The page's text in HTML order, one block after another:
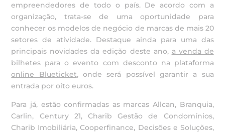
empreendedores de todo o país. De acordo com a
organização, trata-se de uma oportunidade para
conhecer os modelos de negócio de marcas de mais 20
setores de atividade. Destaque ainda para uma das
principais novidades da edição deste ano, a venda de
bilhetes para o evento com desconto na plataforma
online Blueticket, onde será possível garantir a sua
entrada por oito euros.
Para já, estão confirmadas as marcas Allcan, Branquia,
Carlin, Century 21, Charib Gestão de Condomínios,
Charib Imobiliária, Cooperfinance, Decisões e Soluções,